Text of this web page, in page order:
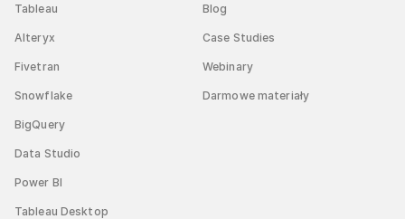
Tableau
Alteryx
Fivetran
Snowflake
BigQuery
Data Studio
Power BI
Tableau Desktop
Blog
Case Studies
Webinary
Darmowe materiały